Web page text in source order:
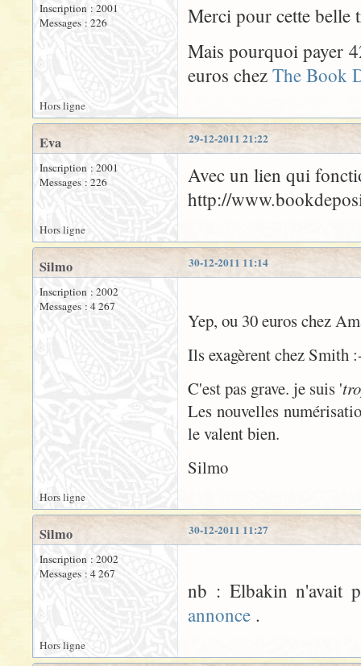
Inscription : 2001
Messages : 226
Merci pour cette belle
Mais pourquoi payer
euros chez The Book
Hors ligne
29-12-2011 21:22
Eva
Inscription : 2001
Messages : 226
Avec un lien qui
http://
Hors ligne
30-12-2011 11:14
Silmo
Inscription : 2002
Messages : 4 267
Yep, ou 30 euros chez
Ils exagèrent chez
C'est pas grave. je suis '
Les nouvelles
le valent bien.
Silmo
Hors ligne
30-12-2011 11:27
Silmo
Inscription : 2002
Messages : 4 267
nb : Elbakin n'avait
annonce .
Hors ligne